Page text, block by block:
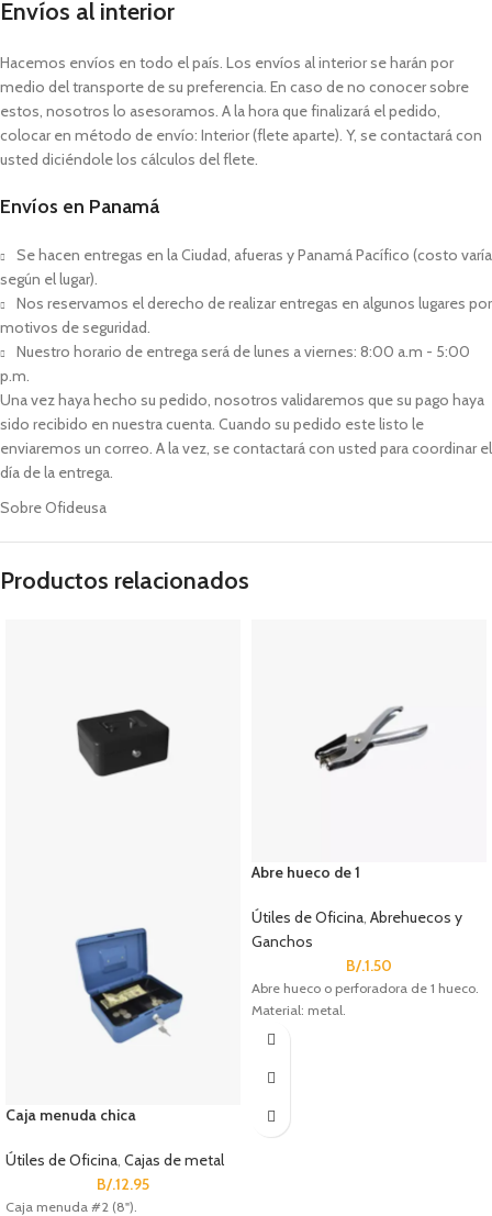
Envíos al interior
Hacemos envíos en todo el país. Los envíos al interior se harán por
medio del transporte de su preferencia. En caso de no conocer sobre
estos, nosotros lo asesoramos. A la hora que finalizará el pedido,
colocar en método de envío: Interior (flete aparte). Y, se contactará con
usted diciéndole los cálculos del flete.
Envíos en Panamá
Se hacen entregas en la Ciudad, afueras y Panamá Pacífico (costo varía
según el lugar).
Nos reservamos el derecho de realizar entregas en algunos lugares por
motivos de seguridad.
Nuestro horario de entrega será de lunes a viernes: 8:00 a.m - 5:00
p.m.
Una vez haya hecho su pedido, nosotros validaremos que su pago haya
sido recibido en nuestra cuenta. Cuando su pedido este listo le
enviaremos un correo. A la vez, se contactará con usted para coordinar el
día de la entrega.
Sobre Ofideusa
Productos relacionados
Caja menuda chica
Útiles de Oficina, Cajas de metal
B/.12.95
Caja menuda #2 (8").
Abre hueco de 1
Útiles de Oficina, Abrehuecos y
Ganchos
B/.1.50
Abre hueco o perforadora de 1 hueco.
Material: metal.